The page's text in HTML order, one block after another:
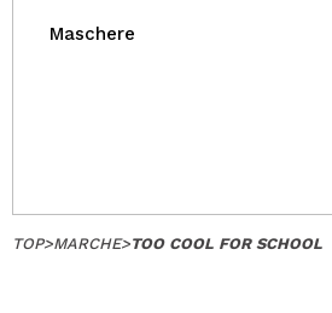
Maschere
TOP>MARCHE>TOO COOL FOR SCHOOL